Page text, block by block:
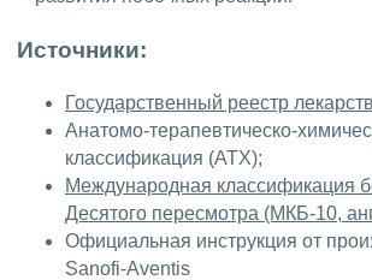
Источники:
Государственный реестр
Анатомо-терапевтическо-
классификация (ATX);
Международная классификация
Десятого пересмотра (МКБ-10,
Официальная инструкция от
Sanofi-Aventis